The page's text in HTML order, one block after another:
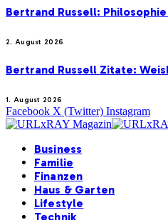
Bertrand Russell:
2. August 2026
Bertrand Russell Zitate:
1. August 2026
Facebook X (Twitter) Instagram
Business
Familie
Finanzen
Haus & Garten
Lifestyle
Technik